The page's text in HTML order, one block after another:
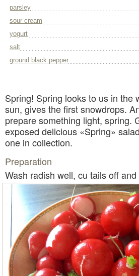
parsley
sour cream
yogurt
salt
ground black pepper
Spring! Spring looks to us in the
sun, gives the first snowdrops.
prepare something light, spring.
exposed delicious «Spring»
one in collection.
Preparation
Wash radish well, cu tails off and